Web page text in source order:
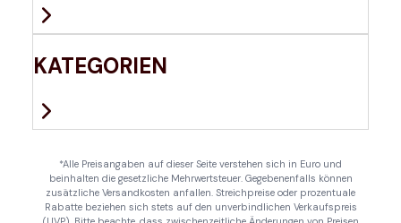
KATEGORIEN
*Alle Preisangaben auf dieser Seite verstehen sich in Euro und
beinhalten die gesetzliche Mehrwertsteuer. Gegebenenfalls können
zusätzliche Versandkosten anfallen. Streichpreise oder prozentuale
Rabatte beziehen sich stets auf den unverbindlichen Verkaufspreis